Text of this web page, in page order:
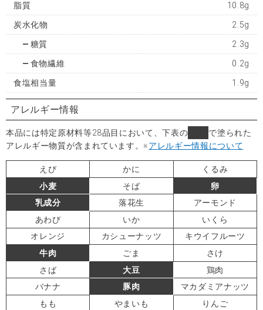
脂質 10.8g
炭水化物 2.5g
糖質 2.3g
食物繊維 0.2g
食塩相当量 1.9g
アレルギー情報
本品には特定原材料等28品目において、下表の
で塗られた
アレルギー物質が含まれています。※アレルギー情報について
えび かに
くるみ
小麦
そば
卵
乳成分
落花生
アーモンド
あわび
いか
いくら
オレンジ
カシューナッツ
キウイフルーツ
牛肉
ごま
さけ
さば
大豆
鶏肉
バナナ
豚肉
マカダミアナッツ
もも
やまいも
りんご